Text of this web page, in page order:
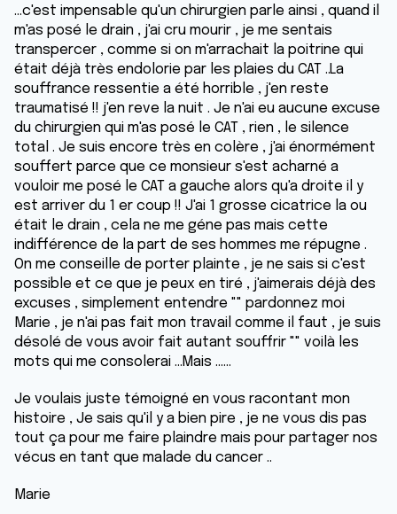
...c'est impensable qu'un chirurgien parle ainsi , quand il
m'as posé le drain , j'ai cru mourir , je me sentais
transpercer , comme si on m'arrachait la poitrine qui
était déjà très endolorie par les plaies du CAT ..La
souffrance ressentie a été horrible , j'en reste
traumatisé !! j'en reve la nuit . Je n'ai eu aucune excuse
du chirurgien qui m'as posé le CAT , rien , le silence
total . Je suis encore très en colère , j'ai énormément
souffert parce que ce monsieur s'est acharné a
vouloir me posé le CAT a gauche alors qu'a droite il y
est arriver du 1 er coup !! J'ai 1 grosse cicatrice la ou
était le drain , cela ne me géne pas mais cette
indifférence de la part de ses hommes me répugne .
On me conseille de porter plainte , je ne sais si c'est
possible et ce que je peux en tiré , j'aimerais déjà des
excuses , simplement entendre "" pardonnez moi
Marie , je n'ai pas fait mon travail comme il faut , je suis
désolé de vous avoir fait autant souffrir "" voilà les
mots qui me consolerai ...Mais ......
Je voulais juste témoigné en vous racontant mon
histoire , Je sais qu'il y a bien pire , je ne vous dis pas
tout ça pour me faire plaindre mais pour partager nos
vécus en tant que malade du cancer ..
Marie